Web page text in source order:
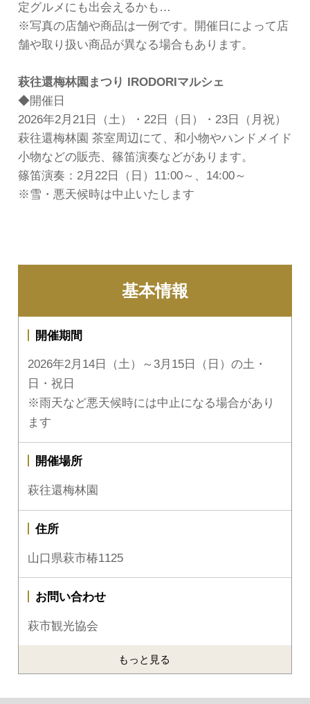
定グルメにも出会えるかも…
※写真の店舗や商品は一例です。開催日によって店
舗や取り扱い商品が異なる場合もあります。
萩往還梅林園まつり IRODORIマルシェ
◆開催日
2026年2月21日（土）・22日（日）・23日（月祝）
萩往還梅林園 茶室周辺にて、和小物やハンドメイド
小物などの販売、篠笛演奏などがあります。
篠笛演奏：2月22日（日）11:00～、14:00～
※雪・悪天候時は中止いたします
基本情報
開催期間
2026年2月14日（土）～3月15日（日）の土・
日・祝日
※雨天など悪天候時には中止になる場合があり
ます
開催場所
萩往還梅林園
住所
山口県萩市椿1125
お問い合わせ
萩市観光協会
もっと見る